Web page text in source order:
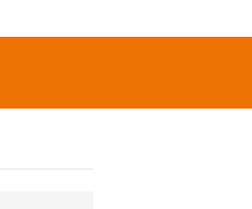
Search